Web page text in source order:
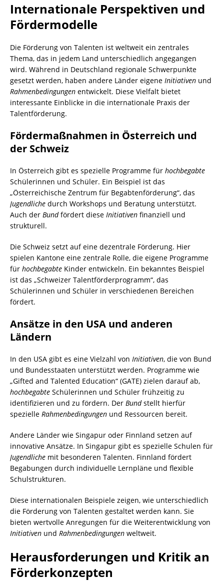
Internationale Perspektiven und
Fördermodelle
Die Förderung von Talenten ist weltweit ein zentrales
Thema, das in jedem Land unterschiedlich angegangen
wird. Während in Deutschland regionale Schwerpunkte
gesetzt werden, haben andere Länder eigene Initiativen und
Rahmenbedingungen entwickelt. Diese Vielfalt bietet
interessante Einblicke in die internationale Praxis der
Talentförderung.
Fördermaßnahmen in Österreich und
der Schweiz
In Österreich gibt es spezielle Programme für hochbegabte
Schülerinnen und Schüler. Ein Beispiel ist das
„Österreichische Zentrum für Begabtenförderung“, das
Jugendliche durch Workshops und Beratung unterstützt.
Auch der Bundfördert diese Initiativen finanziell und
strukturell.
Die Schweiz setzt auf eine dezentrale Förderung. Hier
spielen Kantone eine zentrale Rolle, die eigene Programme
für hochbegabte Kinder entwickeln. Ein bekanntes Beispiel
ist das „Schweizer Talentförderprogramm“, das
Schülerinnen und Schüler in verschiedenen Bereichen
fördert.
Ansätze in den USA und anderen
Ländern
In den USA gibt es eine Vielzahl von Initiativen, die von Bund
und Bundesstaaten unterstützt werden. Programme wie
„Gifted and Talented Education“ (GATE) zielen darauf ab,
hochbegabte Schülerinnen und Schüler frühzeitig zu
identifizieren und zu fördern. Der Bundstellt hierfür
spezielle Rahmenbedingungen und Ressourcen bereit.
Andere Länder wie Singapur oder Finnland setzen auf
innovative Ansätze. In Singapur gibt es spezielle Schulen für
Jugendliche mit besonderen Talenten. Finnland fördert
Begabungen durch individuelle Lernpläne und flexible
Schulstrukturen.
Diese internationalen Beispiele zeigen, wie unterschiedlich
die Förderung von Talenten gestaltet werden kann. Sie
bieten wertvolle Anregungen für die Weiterentwicklung von
Initiativen und Rahmenbedingungen weltweit.
Herausforderungen und Kritik an
Förderkonzepten